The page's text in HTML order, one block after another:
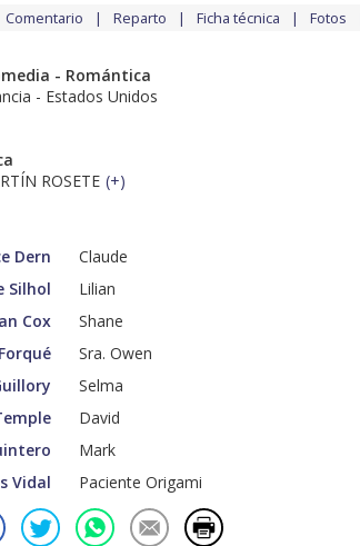
Comentario Reparto Ficha técnica Fotos
- Romántica
- Estados Unidos
ROSETE (+)
Dern
Claude
Silhol
Lilian
Cox
Shane
Sra. Owen
Selma
David
Mark
Vidal
Paciente Origami